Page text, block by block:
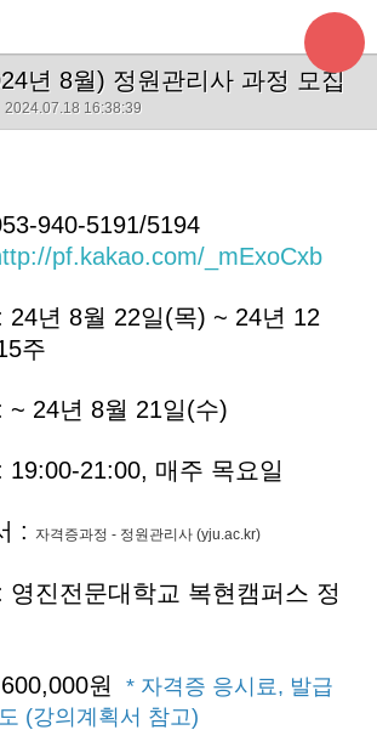
년 8월) 정원관리사 과정 모집
2024.07.18 16:38:39
940-5191/5194
pf.kakao.com/_mExoCxb
24년 8월 22일(목) ~ 24년 12
주
~ 24년 8월 21일(수)
19:00-21:00, 매주 목요일
: 자격증과정 - 정원관리사 (yju.ac.kr)
영진전문대학교 복현캠퍼스 정
원
* 자격증 응시료, 발급
(강의계획서 참고)